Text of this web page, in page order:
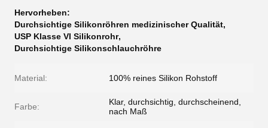
Hervorheben:
Durchsichtige Silikonröhren medizinischer Qualität,
USP Klasse VI Silikonrohr,
Durchsichtige Silikonschlauchröhre
Material: 100% reines Silikon Rohstoff
Farbe:
Klar, durchsichtig, durchscheinend,
nach Maß